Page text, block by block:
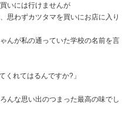
いには行けませんが
思わずカツタマを買いにお店に入り
んが私の通っていた学校の名前を言
くれてはるんですか?」
んな思い出のつまった最高の味でし